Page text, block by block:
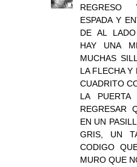
ESPADA Y
DE AL
HAY UNA
MUCHAS
LA FLECHA Y
CUADRITO
LA
REGRESAR
EN UN
GRIS, UN
CODIGO
MURO QUE